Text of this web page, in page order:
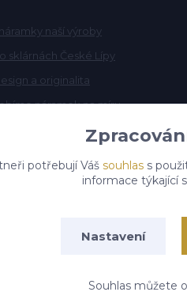
naší výroby
sklárnách České Lípy
a originalita
náramek na míru
potřebují Váš souhlass
informace týkající
Nastavení
Souhlas můžete